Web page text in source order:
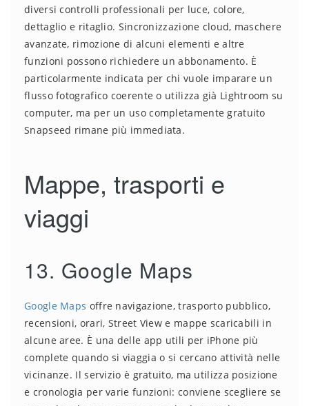
diversi controlli professionali per luce, colore,
dettaglio e ritaglio. Sincronizzazione cloud, maschere
avanzate, rimozione di alcuni elementi e altre
funzioni possono richiedere un abbonamento. È
particolarmente indicata per chi vuole imparare un
flusso fotografico coerente o utilizza già Lightroom su
computer, ma per un uso completamente gratuito
Snapseed rimane più immediata.
Mappe, trasporti e
viaggi
13. Google Maps
Google Maps offre navigazione, trasporto pubblico,
recensioni, orari, Street View e mappe scaricabili in
alcune aree. È una delle app utili per iPhone più
complete quando si viaggia o si cercano attività nelle
vicinanze. Il servizio è gratuito, ma utilizza posizione
e cronologia per varie funzioni: conviene scegliere se